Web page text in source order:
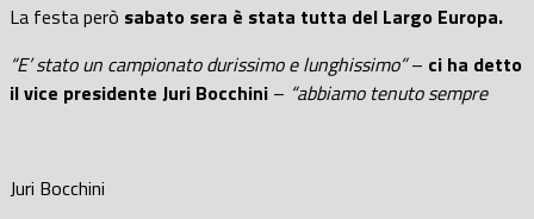
La festa però sabato sera è stata tutta del Largo Europa.
“E’ stato un campionato durissimo e lunghissimo”– ci ha detto
il vice presidente Juri Bocchini – “abbiamo tenuto sempre
Juri Bocchini